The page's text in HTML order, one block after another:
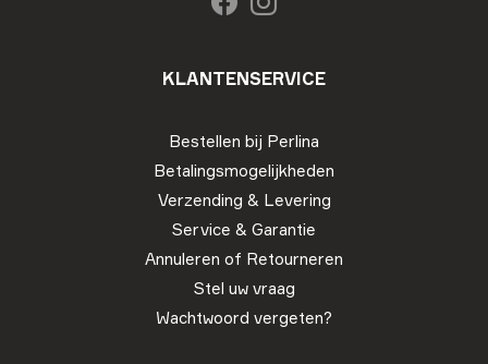
KLANTENSERVICE
Bestellen bij Perlina
Betalingsmogelijkheden
Verzending & Levering
Service & Garantie
Annuleren of Retourneren
Stel uw vraag
Wachtwoord vergeten?